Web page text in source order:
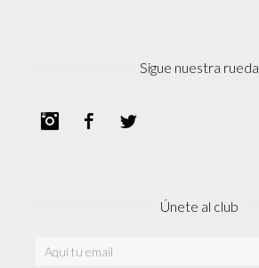
Sigue nuestra rueda
InstagramFacebook
Únete al club